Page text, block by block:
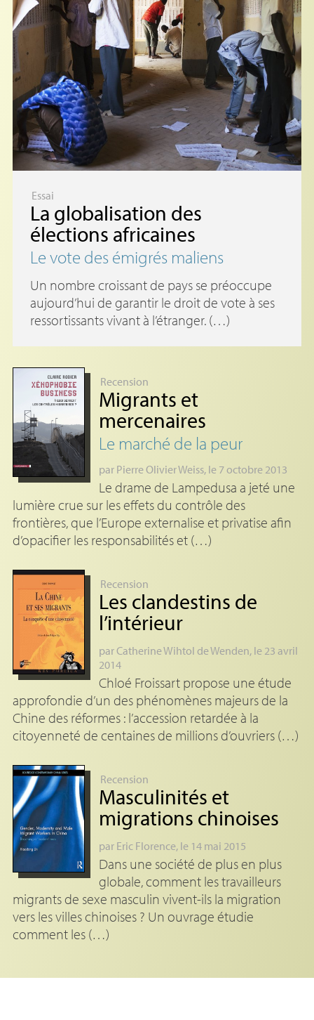
Essai
La globalisation des
élections africaines
Le vote des émigrés maliens
Un nombre croissant de pays se préoccupe
aujourd’hui de garantir le droit de vote à ses
ressortissants vivant à l’étranger. (…)
Recension
Migrants et
mercenaires
Le marché de la peur
par Pierre Olivier Weiss, le 7 octobre 2013
Le drame de Lampedusa a jeté une
lumière crue sur les effets du contrôle des
frontières, que l’Europe externalise et privatise afin
d’opacifier les responsabilités et (…)
Recension
Les clandestins de
l’intérieur
parCatherine Wihtol de Wenden, le 23 avril
2014
Chloé Froissart propose une étude
approfondie d’un des phénomènes majeurs de la
Chine des réformes : l’accession retardée à la
citoyenneté de centaines de millions d’ouvriers (…)
Recension
Masculinités et
migrations chinoises
par Eric Florence, le 14 mai 2015
Dans une société de plus en plus
globale, comment les travailleurs
migrants de sexe masculin vivent-ils la migration
vers les villes chinoises ? Un ouvrage étudie
comment les (…)